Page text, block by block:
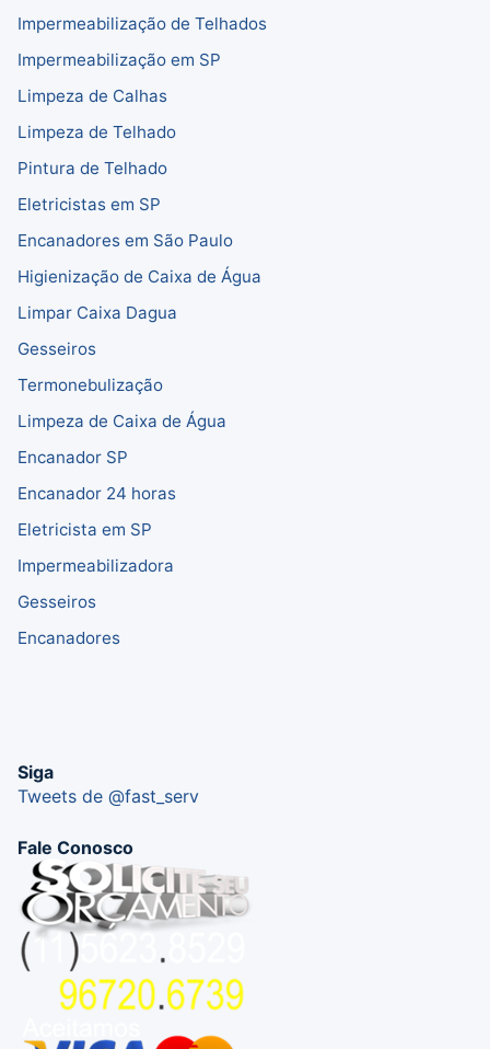
Impermeabilização de Telhados
Impermeabilização em SP
Limpeza de Calhas
Limpeza de Telhado
Pintura de Telhado
Eletricistas em SP
Encanadores em São Paulo
Higienização de Caixa de Água
Limpar Caixa Dagua
Gesseiros
Termonebulização
Limpeza de Caixa de Água
Encanador SP
Encanador 24 horas
Eletricista em SP
Impermeabilizadora
Gesseiros
Encanadores
Siga
Tweets de @fast_serv
Fale Conosco